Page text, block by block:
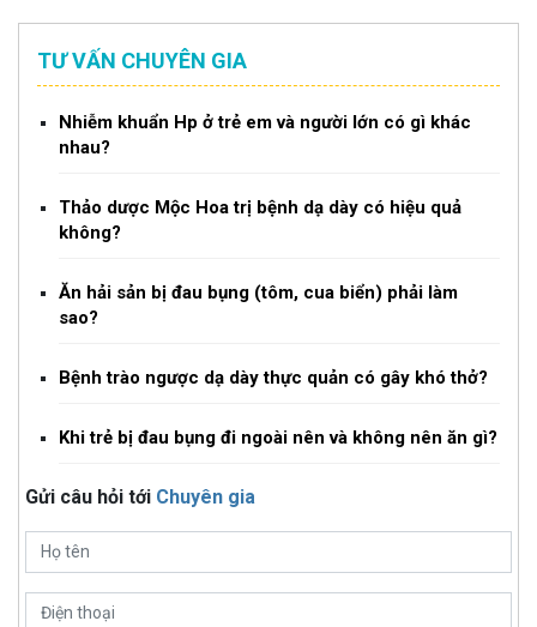
TƯ VẤN CHUYÊN GIA
Nhiễm khuẩn Hp ở trẻ em và người lớn có gì khác
nhau?
Thảo dược Mộc Hoa trị bệnh dạ dày có hiệu quả
không?
Ăn hải sản bị đau bụng (tôm, cua biển) phải làm
sao?
Bệnh trào ngược dạ dày thực quản có gây khó thở?
Khi trẻ bị đau bụng đi ngoài nên và không nên ăn gì?
Gửi câu hỏi tới Chuyên gia